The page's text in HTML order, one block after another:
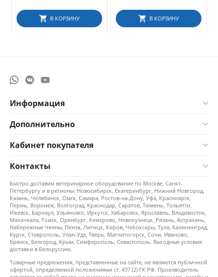
В КОРЗИНУ В КОРЗИНУ
Информация
Дополнительно
Кабинет покупателя
Контакты
Быстро доставим ветеринарное оборудование по Москве, Санкт-
Петербургу и в регионы: Новосибирск, Екатеринбург, Нижний Новгород,
Казань, Челябинск, Омск, Самара, Ростов-на-Дону, Уфа, Красноярск,
Пермь, Воронеж, Волгоград, Краснодар, Саратов, Тюмень, Тольятти,
Ижевск, Барнаул, Ульяновск, Иркутск, Хабаровск, Ярославль, Владивосток,
Махачкала, Томск, Оренбург, Кемерово, Новокузнецк, Рязань, Астрахань,
Набережные Челны, Пенза, Липецк, Киров, Чебоксары, Тула, Калининград,
Курск, Ставрополь, Улан-Удэ, Тверь, Магнитогорск, Сочи, Иваново,
Брянск, Белгород, Крым, Симферополь, Севастополь. Выгодные условия
доставки в Белоруссию.
Товарные предложения, представленные на сайте, не являются публичной
офертой, определяемой положениями ст. 437 (2) ГК РФ. Производитель